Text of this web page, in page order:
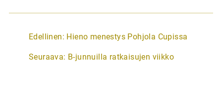
A
t
Edellinen: Hieno menestys Pohjola Cupissa
Seuraava: B-junnuilla ratkaisujen viikko